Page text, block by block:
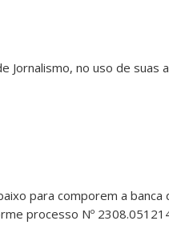
Jornalismo, no uso de suas
para comporem a
processo Nº